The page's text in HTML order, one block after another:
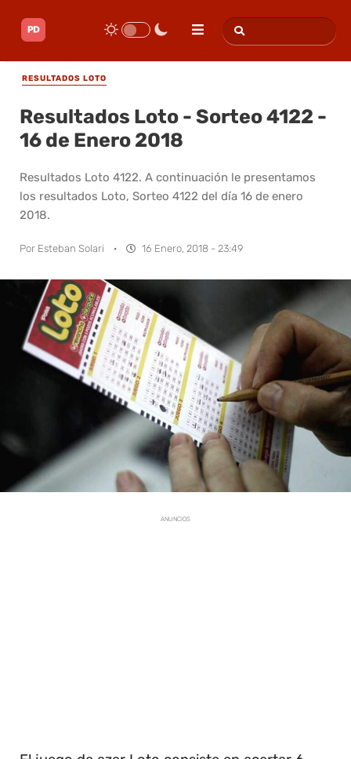
RESULTADOS LOTO
Resultados Loto - Sorteo 4122 -
16 de Enero 2018
Resultados Loto 4122. A continuación le presentamos
los resultados Loto, Sorteo 4122 del día 16 de enero
2018.
Por Esteban Solari · 16 Enero, 2018 - 23:49
ANUNCIOS